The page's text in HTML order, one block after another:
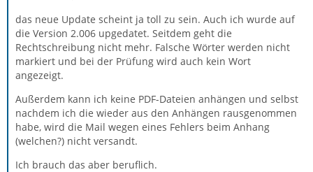
das neue Update scheint ja toll zu sein. Auch ich wurde auf
die Version 2.006 upgedatet. Seitdem geht die
Rechtschreibung nicht mehr. Falsche Wörter werden nicht
markiert und bei der Prüfung wird auch kein Wort
angezeigt.
Außerdem kann ich keine PDF-Dateien anhängen und selbst
nachdem ich die wieder aus den Anhängen rausgenommen
habe, wird die Mail wegen eines Fehlers beim Anhang
(welchen?) nicht versandt.
Ich brauch das aber beruflich.